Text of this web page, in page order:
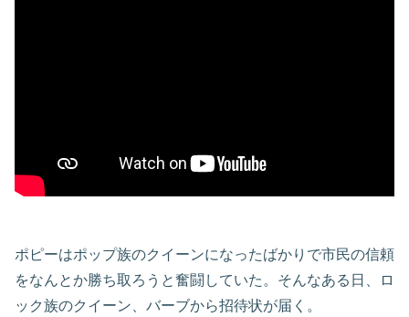
ポピーはポップ族のクイーンになったばかりで市民の信頼
をなんとか勝ち取ろうと奮闘していた。そんなある日、ロ
ック族のクイーン、バーブから招待状が届く。